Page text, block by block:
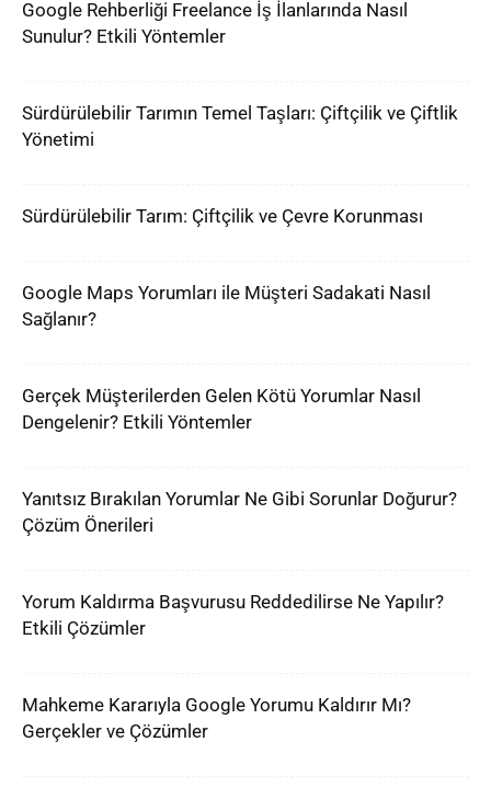
Google Rehberliği Freelance İş İlanlarında Nasıl
Sunulur? Etkili Yöntemler
Sürdürülebilir Tarımın Temel Taşları: Çiftçilik ve Çiftlik
Yönetimi
Sürdürülebilir Tarım: Çiftçilik ve Çevre Korunması
Google Maps Yorumları ile Müşteri Sadakati Nasıl
Sağlanır?
Gerçek Müşterilerden Gelen Kötü Yorumlar Nasıl
Dengelenir? Etkili Yöntemler
Yanıtsız Bırakılan Yorumlar Ne Gibi Sorunlar Doğurur?
Çözüm Önerileri
Yorum Kaldırma Başvurusu Reddedilirse Ne Yapılır?
Etkili Çözümler
Mahkeme Kararıyla Google Yorumu Kaldırır Mı?
Gerçekler ve Çözümler